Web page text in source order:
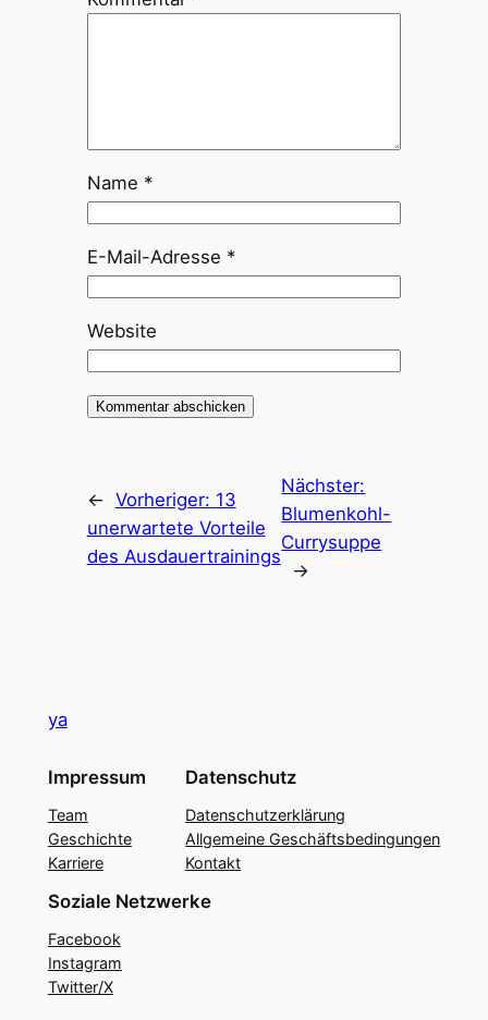
Name *
E-Mail-Adresse *
Website
← Vorheriger: 13
unerwartete Vorteile
des Ausdauertrainings
Nächster:
Blumenkohl-
Currysuppe
→
ya
Impressum
Team
Geschichte
Karriere
Datenschutz
Datenschutzerklärung
Allgemeine Geschäftsbedingungen
Kontakt
Soziale Netzwerke
Facebook
Instagram
Twitter/X